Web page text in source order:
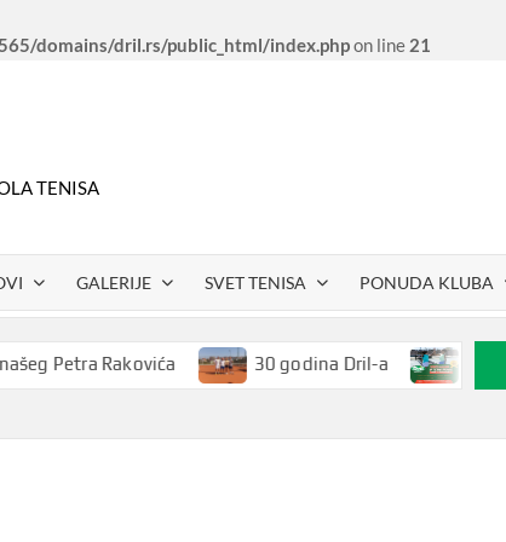
domains/dril.rs/public_html/index.phpon line 21
TENISA
GALERIJE SVET TENISA PONUDA KLUBA
Petra Rakovića 30 godina Dril-a Letnji